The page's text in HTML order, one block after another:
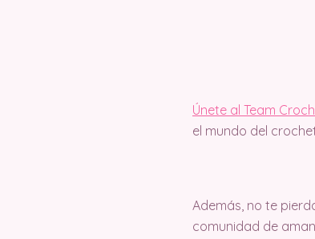
Únete al Team
el mundo del
Además, no te
comunidad de